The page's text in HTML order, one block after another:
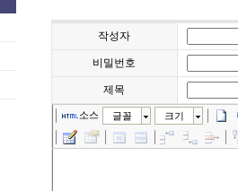
작성자
비밀번호
제목
소스 글꼴 크기